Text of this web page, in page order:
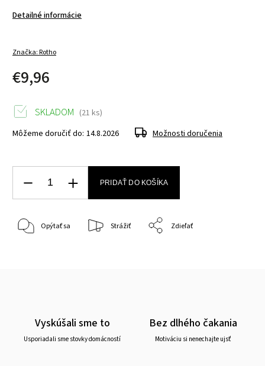
Detailné informácie
Značka:Rotho
€9,96
SKLADOM (21 ks)
Môžeme doručiť do: 14.8.2026 Možnosti doručenia
PRIDAŤ DO KOŠÍKA
Opýtať sa Strážiť Zdieľať
Vyskúšali sme to
Usporiadali sme stovky domácností
Bez dlhého čakania
Motiváciu si nenechajte ujsť